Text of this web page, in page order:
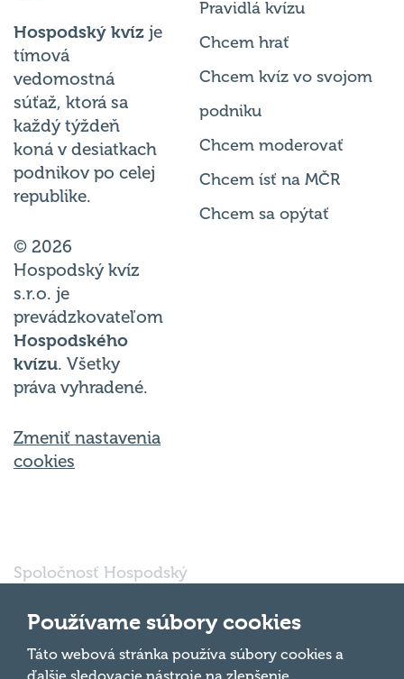
Hospodský kvíz je
tímová
vedomostná
súťaž, ktorá sa
každý týždeň
koná v desiatkach
podnikov po celej
republike.
© 2026
Hospodský kvíz
s.r.o. je
prevádzkovateľom
Hospodského
kvízu. Všetky
práva vyhradené.
Zmeniť nastavenia
cookies
Pravidlá kvízu
Chcem hrať
Chcem kvíz vo svojom
podniku
Chcem moderovať
Chcem ísť na MČR
Chcem sa opýtať
Spoločnosť Hospodský
sídlom Svätoplukova
16791/30, Bratislava
821 08, IČO: 56 763
697 je vedená pod
Používame súbory cookies
Táto webová stránka používa súbory cookies a